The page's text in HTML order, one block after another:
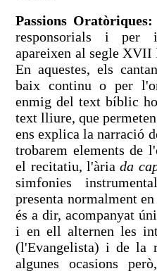
Passions Oratòriques:
responsorials i per
apareixen al segle XVII
En aquestes, els
baix continu o per
enmig del text bíblic
text lliure, que
ens explica la narració
trobarem elements de
el recitatiu, l'àriada
simfonies
presenta normalment
és a dir, acompanyat
i en ell alternen les
(l'Evangelista) i de la
algunes ocasions